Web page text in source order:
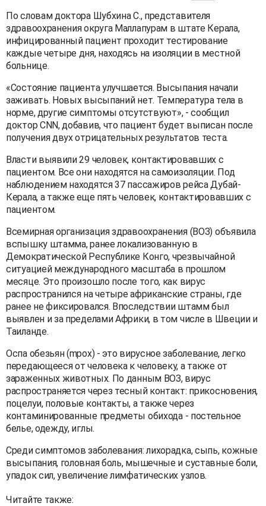
По словам доктора Шубхина С., представителя
здравоохранения округа Маллапурам в штате Керала,
инфицированный пациент проходит тестирование
каждые четыре дня, находясь на изоляции в местной
больнице.
«Состояние пациента улучшается. Высыпания начали
заживать. Новых высыпаний нет. Температура тела в
норме, другие симптомы отсутствуют», - сообщил
доктор CNN, добавив, что пациент будет выписан после
получения двух отрицательных результатов теста.
Власти выявили 29 человек, контактировавших с
пациентом. Все они находятся на самоизоляции. Под
наблюдением находятся 37 пассажиров рейса Дубай-
Керала, а также еще пять человек, контактировавших с
пациентом.
Всемирная организация здравоохранения (ВОЗ) объявила
вспышку штамма, ранее локализованную в
Демократической Республике Конго, чрезвычайной
ситуацией международного масштаба в прошлом
месяце. Это произошло после того, как вирус
распространился на четыре африканские страны, где
ранее не фиксировался. Впоследствии штамм был
выявлен и за пределами Африки, в том числе в Швеции и
Таиланде.
Оспа обезьян (mpox) - это вирусное заболевание, легко
передающееся от человека к человеку, а также от
зараженных животных. По данным ВОЗ, вирус
распространяется через тесный контакт: прикосновения,
поцелуи, половые контакты, а также через
контаминированные предметы обихода - постельное
белье, одежду, иглы.
Среди симптомов заболевания: лихорадка, сыпь, кожные
высыпания, головная боль, мышечные и суставные боли,
упадок сил, увеличение лимфатических узлов.
Читайте также: